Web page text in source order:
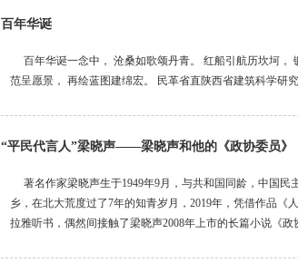
百年华诞
百年华诞一念中， 沧桑如歌颂丹青。 红船引航历坎坷，
范呈愿景， 再绘蓝图建绵宏。 民革省直陕西省建筑科学研
“平民代言人”梁晓声——梁晓声和他的《政协委员》
著名作家梁晓声生于1949年9月，与共和国同龄，中国民
乡，在北大荒度过了7年的知青岁月，2019年，凭借作品
拉雅听书，偶然间接触了梁晓声2008年上市的长篇小说《